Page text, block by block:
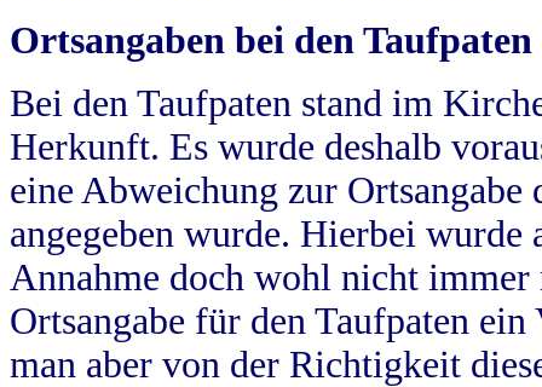
Ortsangaben bei den Taufpaten
Bei den Taufpaten stand im
Herkunft. Es wurde deshalb
eine Abweichung zur
angegeben wurde. Hierbei wurde
Annahme doch wohl nicht
Ortsangabe für den Taufpaten
man aber von der Richtigkeit